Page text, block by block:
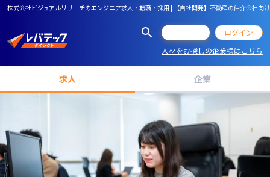
株式会社ビジュアルリサーチのエンジニア求人・転職・採用 | 【自社開発】不動産の仲介会社
ログイン
人材をお探しの企業様はこちら
求人 企業